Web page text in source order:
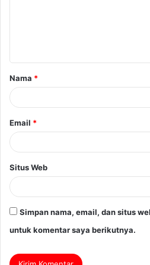
Nama *
Email *
Situs Web
Simpan nama, email, dan situs
untuk komentar saya berikutnya.